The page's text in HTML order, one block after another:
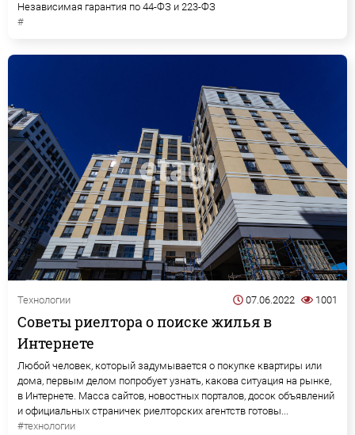
Независимая гарантия по 44-ФЗ и 223-ФЗ
#
Технологии 07.06.2022 1001
Советы риелтора о поиске жилья в
Интернете
Любой человек, который задумывается о покупке квартиры или
дома, первым делом попробует узнать, какова ситуация на рынке,
в Интернете. Масса сайтов, новостных порталов, досок объявлений
и официальных страничек риелторских агентств готовы...
#технологии